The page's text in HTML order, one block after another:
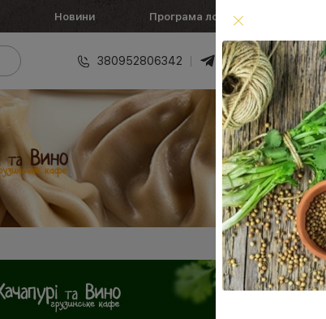
Новини Програма лояльності
380952806342 0 ₴